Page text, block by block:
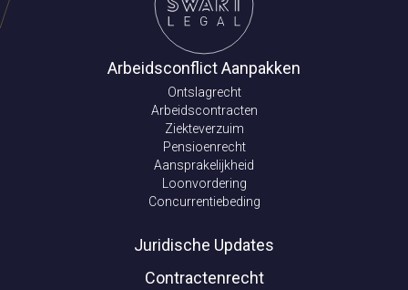
Arbeidsconflict Aanpakken
Ontslagrecht
Arbeidscontracten
Ziekteverzuim
Pensioenrecht
Aansprakelijkheid
Loonvordering
Concurrentiebeding
Juridische Updates
Contractenrecht